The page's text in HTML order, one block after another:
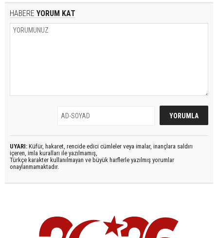
HABERE YORUM KAT
UYARI: Küfür, hakaret, rencide edici cümleler veya imalar, inançlara saldırı
içeren, imla kuralları ile yazılmamış,
Türkçe karakter kullanılmayan ve büyük harflerle yazılmış yorumlar
onaylanmamaktadır.